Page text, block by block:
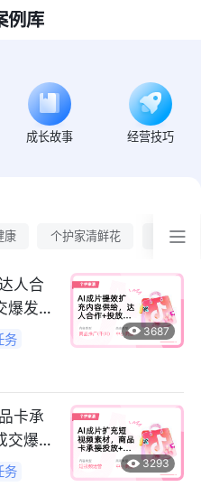
例库
成长故事 经营技巧
康 个护家清鲜花 美妆
人合
爆发
务
3687
卡承
交爆
务
3293